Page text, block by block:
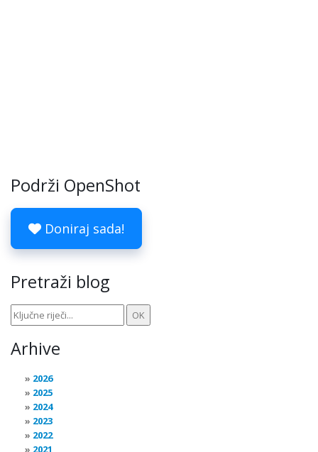
Podrži OpenShot
Doniraj sada!
Pretraži blog
Arhive
2026
2025
2024
2023
2022
2021